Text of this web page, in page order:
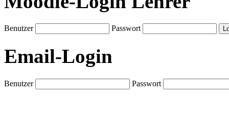
Benutzer Passwort
Email-Login
Benutzer Passwort